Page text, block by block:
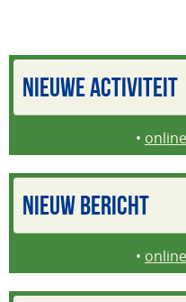
NIEUWE ACTIVITEIT
•
NIEUW BERICHT
•